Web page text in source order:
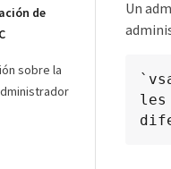
de
sobre la
Un
les